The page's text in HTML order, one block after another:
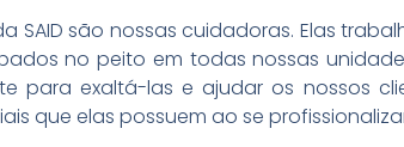
SAID são nossas cuidadoras. Elas
no peito em todas nossas
para exaltá-las e ajudar os nossos
que elas possuem ao se